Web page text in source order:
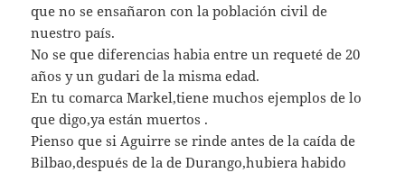
que no se ensañaron con la población civil de
nuestro país.
No se que diferencias habia entre un requeté de 20
años y un gudari de la misma edad.
En tu comarca Markel,tiene muchos ejemplos de lo
que digo,ya están muertos .
Pienso que si Aguirre se rinde antes de la caída de
Bilbao,después de la de Durango,hubiera habido